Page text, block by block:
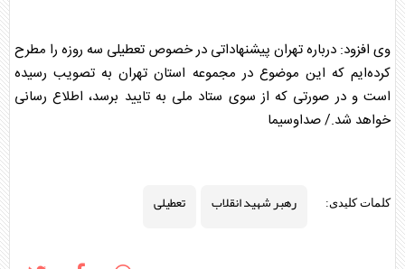
وی افزود: درباره تهران پیشنهاداتی در خصوص تعطیلی سه روزه را مطرح
کرده‌ایم که این موضوع در مجموعه استان تهران به تصویب رسیده
است و در صورتی که از سوی ستاد ملی به تایید برسد، اطلاع رسانی
خواهد شد./ صداوسیما
کلمات کلیدی: رهبر شهید انقلاب تعطیلی